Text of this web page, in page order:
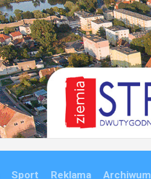
Sport Reklama Archiwum